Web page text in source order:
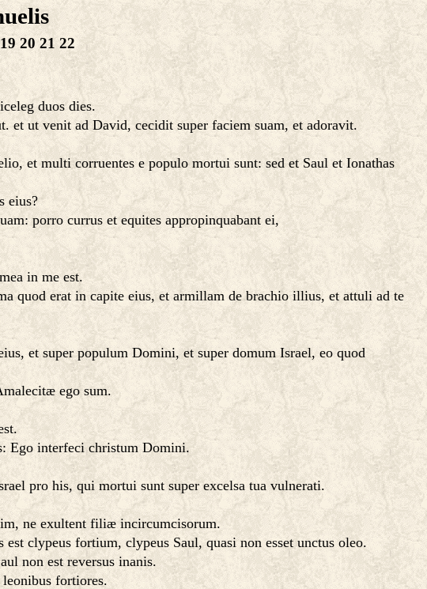
19 20 21 22
duos dies.
et ut venit ad David, cecidit super faciem suam, et adoravit.
et multi corruentes e populo mortui sunt: sed et Saul et Ionathas
eius?
porro currus et equites appropinquabant ei,
in me est.
quod erat in capite eius, et armillam de brachio illius, et attuli ad te
et super populum Domini, et super domum Israel, eo quod
ego sum.
Ego interfeci christum Domini.
pro his, qui mortui sunt super excelsa tua vulnerati.
ne exultent filiæ incircumcisorum.
clypeus fortium, clypeus Saul, quasi non esset unctus oleo.
non est reversus inanis.
fortiores.